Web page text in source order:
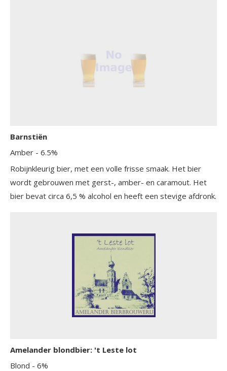
Barnstiën
Amber - 6.5%
Robijnkleurig bier, met een volle frisse smaak. Het bier
wordt gebrouwen met gerst-, amber- en caramout. Het
bier bevat circa 6,5 % alcohol en heeft een stevige afdronk.
Amelander blondbier: 't Leste lot
Blond - 6%